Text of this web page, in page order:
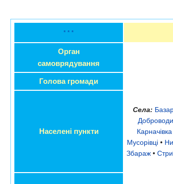
* * *
Орган
самоврядування
Голова громади
Населені пункти
Села:
Доброводи
Карначівка
Мусорівці•
Збараж •